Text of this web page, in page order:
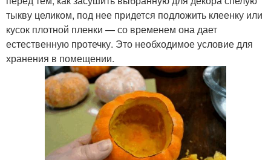
тыкву целиком, под нее придется подложить клеенку или
кусок плотной пленки — со временем она дает
естественную протечку. Это необходимое условие для
хранения в помещении.